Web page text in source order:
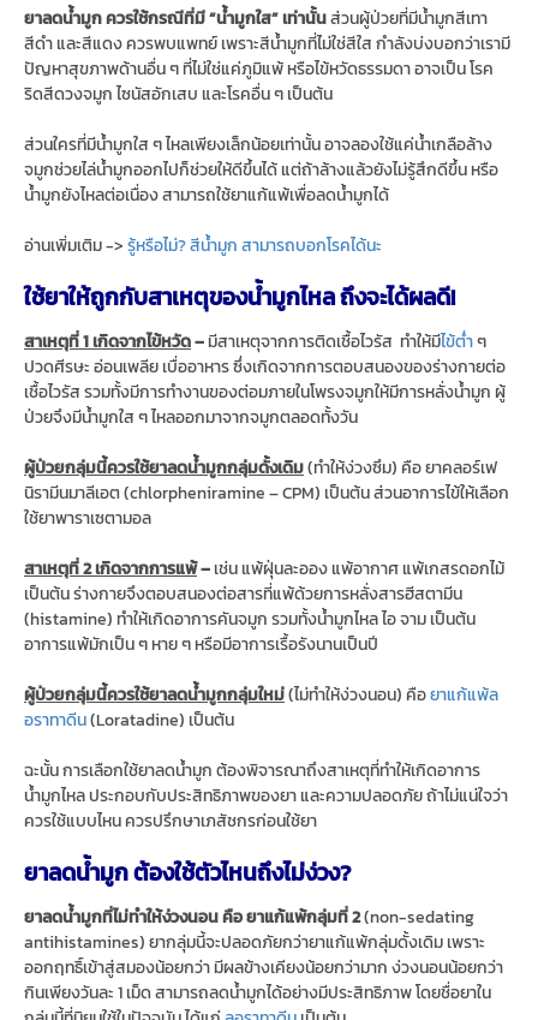
ยาลดน้ำมูก ควรใช้กรณีที่มี “น้ำมูกใส” เท่านั้นส่วนผู้ป่วยที่มีน้ำมูกสีเทา
สีดำ และสีแดง ควรพบแพทย์ เพราะสีน้ำมูกที่ไม่ใช่สีใส กำลังบ่งบอกว่าเรามี
ปัญหาสุขภาพด้านอื่น ๆ ที่ไม่ใช่แค่ภูมิแพ้ หรือไข้หวัดธรรมดา อาจเป็น โรค
ริดสีดวงจมูก ไซนัสอักเสบ และโรคอื่น ๆ เป็นต้น
ส่วนใครที่มีน้ำมูกใส ๆ ไหลเพียงเล็กน้อยเท่านั้น อาจลองใช้แค่น้ำเกลือล้าง
จมูกช่วยไล่น้ำมูกออกไปก็ช่วยให้ดีขึ้นได้ แต่ถ้าล้างแล้วยังไม่รู้สึกดีขึ้น หรือ
น้ำมูกยังไหลต่อเนื่อง สามารถใช้ยาแก้แพ้เพื่อลดน้ำมูกได้
อ่านเพิ่มเติม -> รู้หรือไม่? สีน้ำมูก สามารถบอกโรคได้นะ
ใช้ยาให้ถูกกับสาเหตุของน้ำมูกไหล ถึงจะได้ผลดี!
สาเหตุที่ 1 เกิดจากไข้หวัด– มีสาเหตุจากการติดเชื้อไวรัส ทำให้มีไข้ต่ำๆ
ปวดศีรษะ อ่อนเพลีย เบื่ออาหาร ซึ่งเกิดจากการตอบสนองของร่างกายต่อ
เชื้อไวรัส รวมทั้งมีการทำงานของต่อมภายในโพรงจมูกให้มีการหลั่งน้ำมูก ผู้
ป่วยจึงมีน้ำมูกใส ๆ ไหลออกมาจากจมูกตลอดทั้งวัน
ผู้ป่วยกลุ่มนี้ควรใช้ยาลดน้ำมูกกลุ่มดั้งเดิม(ทำให้ง่วงซึม) คือ ยาคลอร์เฟ
นิรามีนมาลีเอต (chlorpheniramine – CPM) เป็นต้น ส่วนอาการไข้ให้เลือก
ใช้ยาพาราเซตามอล
สาเหตุที่ 2 เกิดจากการแพ้– เช่น แพ้ฝุ่นละออง แพ้อากาศ แพ้เกสรดอกไม้
เป็นต้น ร่างกายจึงตอบสนองต่อสารที่แพ้ด้วยการหลั่งสารฮีสตามีน
(histamine) ทำให้เกิดอาการคันจมูก รวมทั้งน้ำมูกไหล ไอ จาม เป็นต้น
อาการแพ้มักเป็น ๆ หาย ๆ หรือมีอาการเรื้อรังนานเป็นปี
ผู้ป่วยกลุ่มนี้ควรใช้ยาลดน้ำมูกกลุ่มใหม่(ไม่ทำให้ง่วงนอน) คือยาแก้แพ้ล
อราทาดีน(Loratadine) เป็นต้น
ฉะนั้น การเลือกใช้ยาลดน้ำมูก ต้องพิจารณาถึงสาเหตุที่ทำให้เกิดอาการ
น้ำมูกไหล ประกอบกับประสิทธิภาพของยา และความปลอดภัย ถ้าไม่แน่ใจว่า
ควรใช้แบบไหน ควรปรึกษาเภสัชกรก่อนใช้ยา
ยาลดน้ำมูก ต้องใช้ตัวไหนถึงไม่ง่วง?
ยาลดน้ำมูกที่ไม่ทำให้ง่วงนอน คือ ยาแก้แพ้กลุ่มที่ 2(non-sedating
antihistamines) ยากลุ่มนี้จะปลอดภัยกว่ายาแก้แพ้กลุ่มดั้งเดิม เพราะ
ออกฤทธิ์เข้าสู่สมองน้อยกว่า มีผลข้างเคียงน้อยกว่ามาก ง่วงนอนน้อยกว่า
กินเพียงวันละ 1 เม็ด สามารถลดน้ำมูกได้อย่างมีประสิทธิภาพ โดยชื่อยาใน